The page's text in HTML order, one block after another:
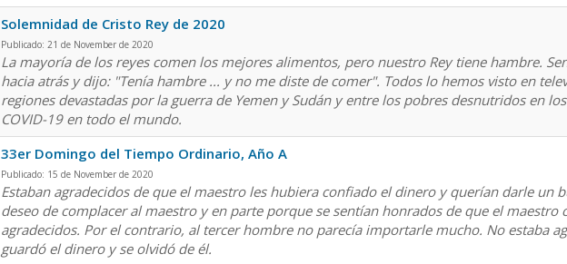
Solemnidad de Cristo Rey de 2020
Publicado: 21 de November de 2020
La mayoría de los reyes comen los mejores alimentos, pero nuestro Rey tiene hambre.
hacia atrás y dijo: "Tenía hambre ... y no me diste de comer". Todos lo hemos visto en
regiones devastadas por la guerra de Yemen y Sudán y entre los pobres desnutridos en
COVID-19 en todo el mundo.
33er Domingo del Tiempo Ordinario, Año A
Publicado: 15 de November de 2020
Estaban agradecidos de que el maestro les hubiera confiado el dinero y querían darle un
deseo de complacer al maestro y en parte porque se sentían honrados de que el maestro
agradecidos. Por el contrario, al tercer hombre no parecía importarle mucho. No estaba
guardó el dinero y se olvidó de él.